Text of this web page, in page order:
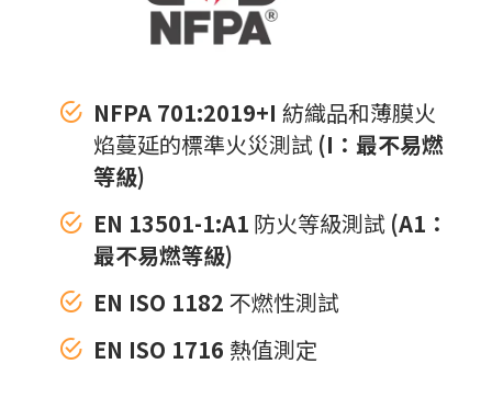
NFPA 701:2019+I 紡織品和薄膜火
焰蔓延的標準火災測試 (I：最不易燃
等級)
EN 13501-1:A1 防火等級測試 (A1：
最不易燃等級)
EN ISO 1182 不燃性測試
EN ISO 1716 熱值測定